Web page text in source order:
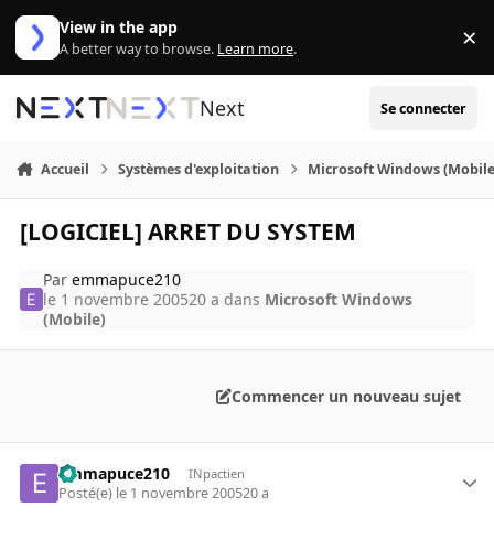
Aller au contenu
View in the app
A better way to browse. Learn more. ×
Next Se connecter
Accueil Systèmes d'exploitation Microsoft Windows
[LOGICIEL] ARRET DU SYSTEM
Paremmapuce210
le 1 novembre 200520 a dans Microsoft Windows
(Mobile)
Commencer un nouveau sujet
emmapuce210 INpactien
Posté(e) le 1 novembre 200520 a